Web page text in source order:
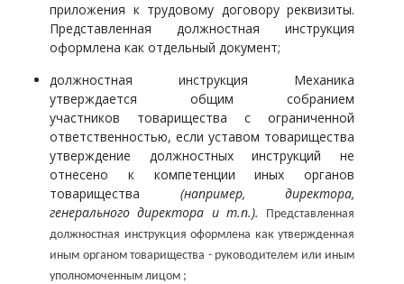
приложения к трудовому договору реквизиты.
Представленная должностная инструкция
оформлена как отдельный документ;
должностная инструкция Механика
утверждается общим собранием
участников товарищества с ограниченной
ответственностью, если уставом товарищества
утверждение должностных инструкций не
отнесено к компетенции иных органов
товарищества (например, директора,
генерального директора и т.п.).
Представленная
должностная инструкция оформлена как утвержденная
иным органом товарищества - руководителем или иным
уполномоченным лицом ;